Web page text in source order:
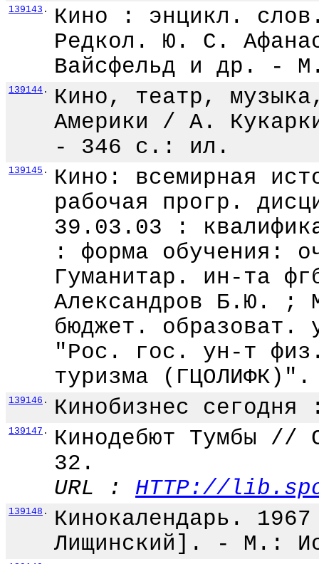
139143 .
Кино : энцикл.
Редкол. Ю. С.
Вайсфельд и др. -
139144 .
Кино, театр,
Америки / А.
- 346 с.: ил.
139145 .
Кино: всемирная
рабочая прогр.
39.03.03 :
: форма обучения:
Гуманитар. ин-та
Александров Б.Ю. ;
бюджет. образоват.
"Рос. гос. ун-т
туризма
139146 . Кинобизнес
139147 .
Кинодебют Тумбы
32.
URL : HTTP://
139148 .
Кинокалендарь.
Лищинский]. - М.: